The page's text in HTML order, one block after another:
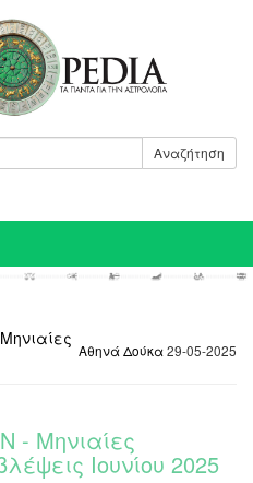
Αναζήτηση
Αθηνά Δούκα29-05-2025
Μηνιαίες
- Μηνιαίες
Ιουνίου 2025